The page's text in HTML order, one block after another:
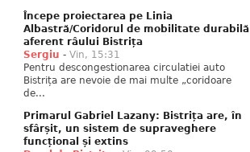
Începe proiectarea pe Linia
Albastră/Coridorul de mobilitate durabilă
aferent râului Bistrița
Sergiu - Vin, 15:31
Pentru descongestionarea circulatiei auto
Bistrița are nevoie de mai multe „coridoare
de...
Primarul Gabriel Lazany: Bistrița are, în
sfârșit, un sistem de supraveghere
funcțional și extins